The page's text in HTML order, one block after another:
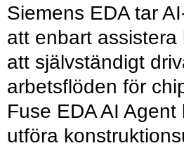
Siemens EDA tar
att enbart
att självständigt
arbetsflöden för
Fuse EDA AI
utföra